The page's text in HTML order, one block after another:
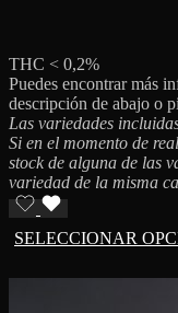
THC < 0,2%
Puedes encontrar más
descripción de abajo o
Las variedades
Si en el momento de
stock de alguna de las
variedad de la misma
SELECCIONAR